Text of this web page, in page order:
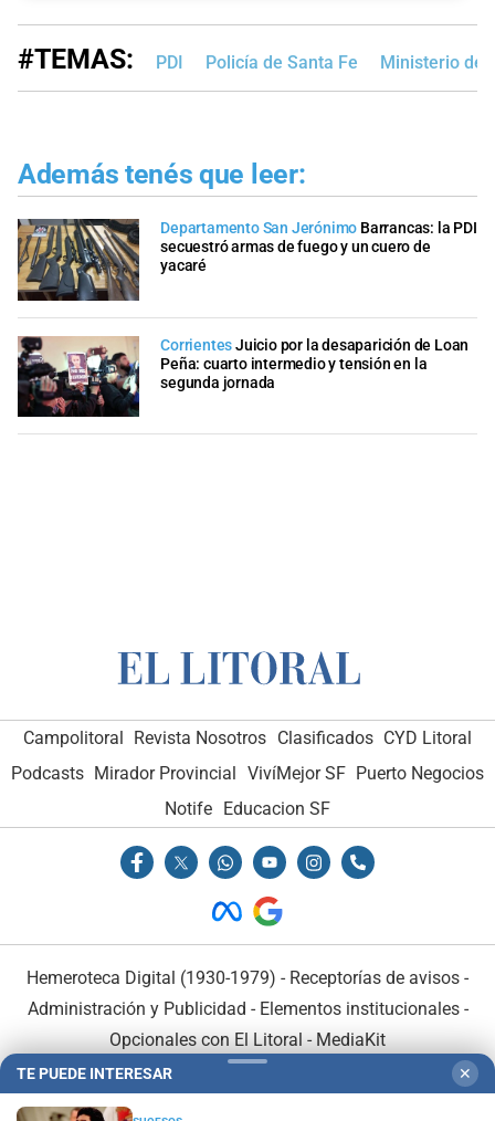
#TEMAS: PDI Policía de Santa Fe Ministerio de
Además tenés que leer:
Departamento San Jerónimo Barrancas: la PDI
secuestró armas de fuego y un cuero de
yacaré
CorrientesJuicio por la desaparición de Loan
Peña: cuarto intermedio y tensión en la
segunda jornada
Campolitoral Revista Nosotros Clasificados CYD Litoral
Podcasts Mirador Provincial VivíMejor SF Puerto Negocios
Notife Educacion SF
Hemeroteca Digital (1930-1979) - Receptorías de avisos -
Administración y Publicidad - Elementos institucionales-
Opcionales con El Litoral - MediaKit
TE PUEDE INTERESAR ✕